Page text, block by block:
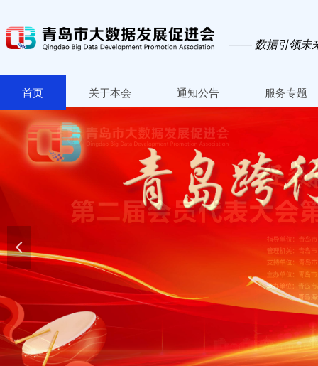
—— 数据引领未
首页 关于本会 通知公告 服务专题
넳